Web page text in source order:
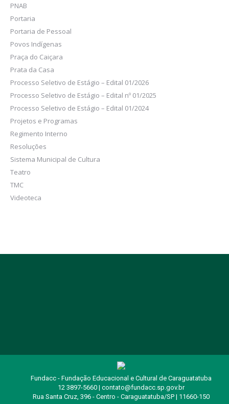
PNAB
Portaria
Portaria de Pessoal
Povos Indígenas
Praça do Caiçara
Prata da Casa
Processo Seletivo de Estágio – Edital 01/2026
Processo Seletivo de Estágio – Edital nº 01/2025
Processo Seletivo de Estágio – Edital 01/2024
Projetos e Programas
Regimento Interno
Resoluções
Sistema Municipal de Cultura
Teatro
TMC
Videoteca
Fundacc - Fundação Educacional e Cultural de Caraguatatuba
12 3897-5660 | contato@fundacc.sp.gov.br
Rua Santa Cruz, 396 - Centro - Caraguatatuba/SP | 11660-150